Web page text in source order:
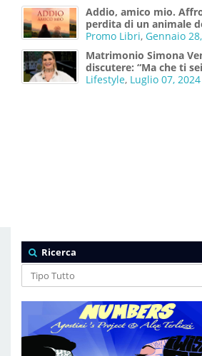
Addio, amico mio.
perdita di un animale
Promo Libri, Gennaio
Matrimonio Simona
discutere: “Ma che ti
Lifestyle, Luglio 07, 2024
Ricerca